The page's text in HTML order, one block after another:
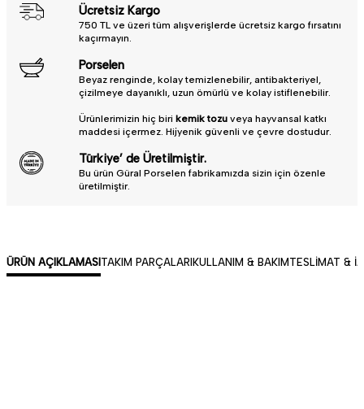
Ücretsiz Kargo
750 TL ve üzeri tüm alışverişlerde ücretsiz kargo fırsatını
kaçırmayın.
Porselen
Beyaz renginde, kolay temizlenebilir, antibakteriyel,
çizilmeye dayanıklı, uzun ömürlü ve kolay istiflenebilir.
Ürünlerimizin hiç biri kemik tozu veya hayvansal katkı
maddesi içermez. Hijyenik güvenli ve çevre dostudur.
Türkiye’ de Üretilmiştir.
Bu ürün Güral Porselen fabrikamızda sizin için özenle
üretilmiştir.
ÜRÜN AÇIKLAMASI TAKIM PARÇALARI KULLANIM & BAKIM TESLIMAT &